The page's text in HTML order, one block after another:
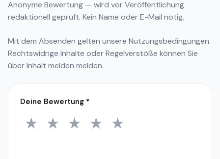
Anonyme Bewertung — wird vor Veröffentlichung
redaktionell geprüft. Kein Name oder E-Mail nötig.
Mit dem Absenden gelten unsere Nutzungsbedingungen.
Rechtswidrige Inhalte oder Regelverstöße können Sie
überInhalt melden melden.
Deine Bewertung *
1 Stern
★ 2 Sterne
★ 3 Sterne
★ 4 Sterne
★ 5 Sterne
★